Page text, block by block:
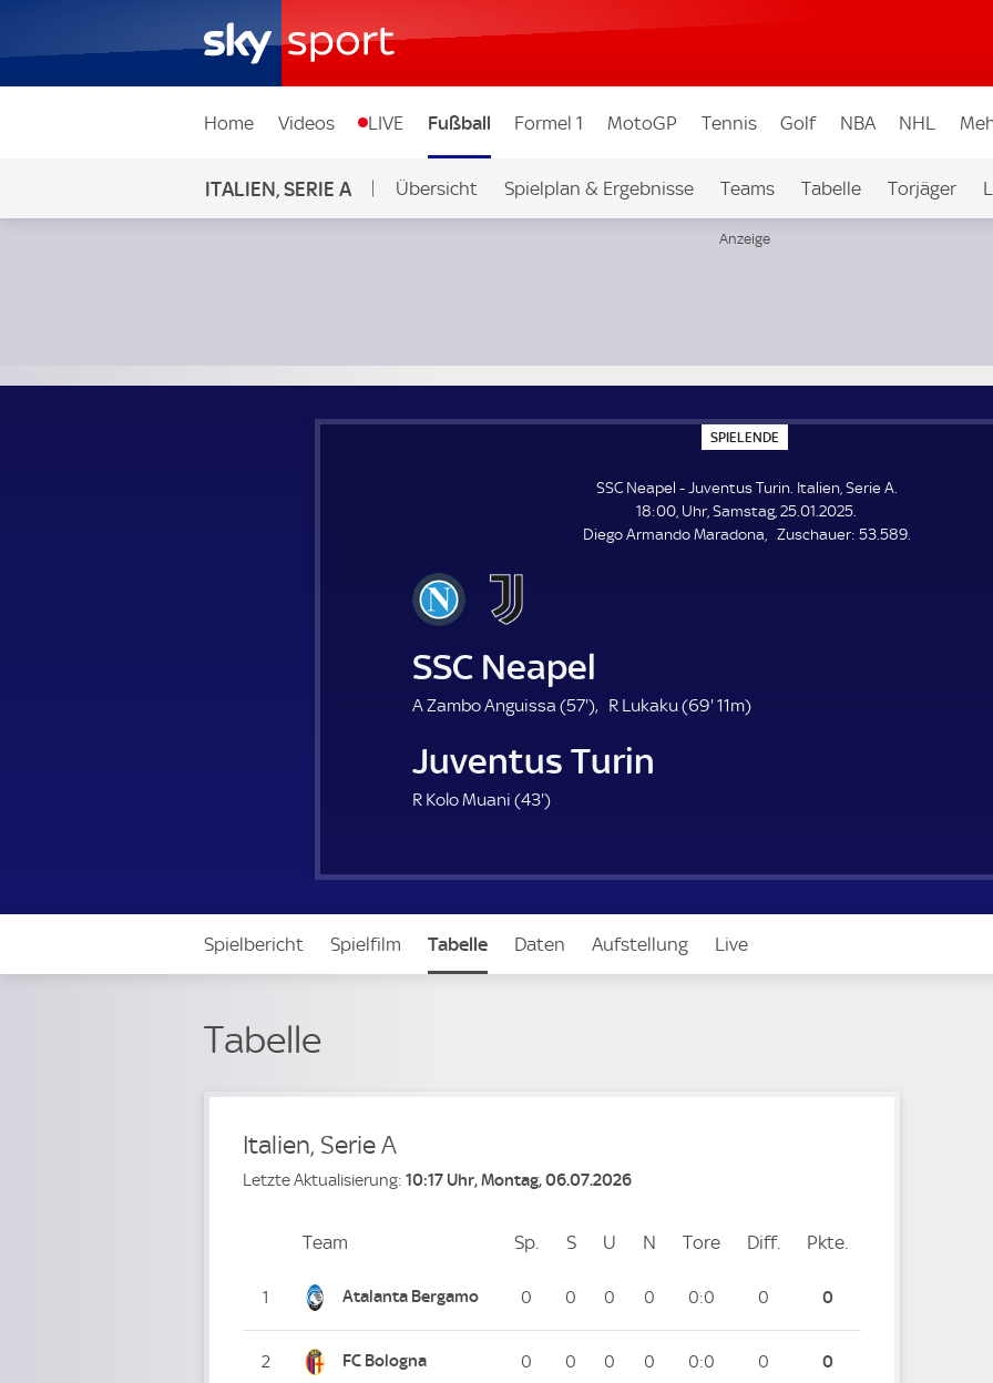
Home Videos LIVE Fußball Formel 1 MotoGP Tennis Golf NBA NHL
ITALIEN, SERIE A Übersicht Spielplan & Ergebnisse Teams Tabelle Torjäger
SPIELENDE
P
E
L
E
N
SSC Neapel - Juventus Turin. Italien, Serie A.
18:00, Uhr, Samstag, 25.01.2025.
Diego Armando Maradona
Zuschauer: Z
53.589.
SSC Neapel
A Zambo Anguissa (57'5
.
m
t
) R Lukaku (69'6
t
11m)
Juventus Turin
R Kolo Muani (43'4
m
n
u
)
Spielbericht Spielfilm Tabelle Daten Aufstellung Live
Tabelle
Italien, Serie A
Letzte Aktualisierung: 10:17 Uhr, Montag, 06.07.2026
PlatzTeam Sp. Spiele
SSiege
U Unentschieden
N Niederlagen
Tore ToreDiff. Differenz
Pkte.
1 Atalanta Bergamo 0 0 0 0 0:0 0 0
2 FC Bologna 0 0 0 0 0:0 0 0